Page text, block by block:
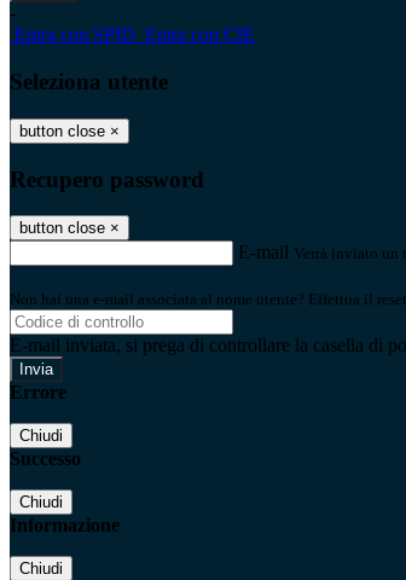
-
Entra con SPID Entra con CIE
Seleziona utente
button close ×
Recupero password
button close ×
E-mail Verrà inviato un
Non hai una e-mail associata al nome utente? Effettua il
E-mail inviata, si prega di controllare la casella di
Errore
Chiudi
Successo
Chiudi
Informazione
Chiudi